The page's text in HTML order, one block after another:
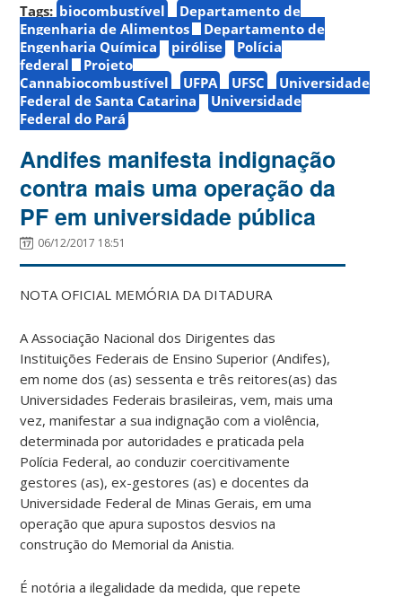
Tags: biocombustível
Departamento de
Engenharia de Alimentos
Departamento de
Engenharia Química
pirólise
Polícia
federal
Projeto
Cannabiocombustível
UFPA UFSC
Universidade
Federal de Santa Catarina
Universidade
Federal do Pará
Andifes manifesta indignação
contra mais uma operação da
PF em universidade pública
06/12/2017 18:51
NOTA OFICIAL MEMÓRIA DA DITADURA
A Associação Nacional dos Dirigentes das
Instituições Federais de Ensino Superior (Andifes),
em nome dos (as) sessenta e três reitores(as) das
Universidades Federais brasileiras, vem, mais uma
vez, manifestar a sua indignação com a violência,
determinada por autoridades e praticada pela
Polícia Federal, ao conduzir coercitivamente
gestores (as), ex-gestores (as) e docentes da
Universidade Federal de Minas Gerais, em uma
operação que apura supostos desvios na
construção do Memorial da Anistia.
É notória a ilegalidade da medida, que repete